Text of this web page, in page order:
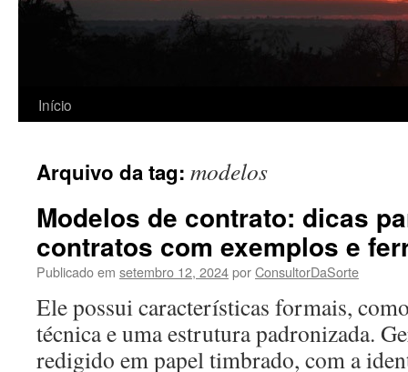
Início
Arquivo da tag: modelos
Modelos de contrato: dicas
contratos com exemplos e
Publicado em setembro 12, 2024porConsultorDaSorte
Ele possui características formais,
técnica e uma estrutura padronizada.
redigido em papel timbrado, com a